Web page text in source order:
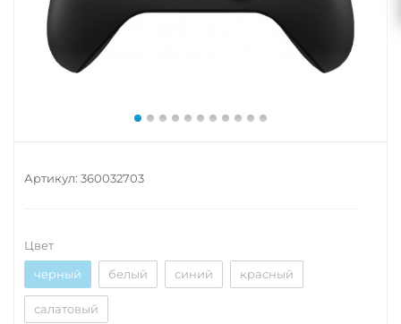
Артикул: 360032703
Цвет
черный
белый синий красный
салатовый